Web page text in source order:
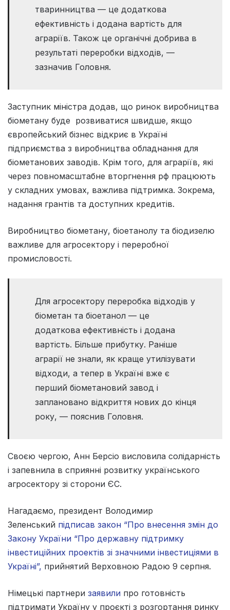
тваринництва — це додаткова
ефективність і додана вартість для
аграріїв. Також це органічні добрива в
результаті переробки відходів, —
зазначив Головня.
Заступник міністра додав, що ринок виробництва
біометану буде розвиватися швидше, якщо
європейський бізнес відкриє в Україні
підприємства з виробництва обладнання для
біометанових заводів. Крім того, для аграріїв, які
через повномасштабне вторгнення рф працюють
у складних умовах, важлива підтримка. Зокрема,
надання грантів та доступних кредитів.
Виробництво біометану, біоетанолу та біодизелю
важливе для агросектору і переробної
промисловості.
Для агросектору переробка відходів у
біометан та біоетанол — це
додаткова ефективність і додана
вартість. Більше прибутку. Раніше
аграрії не знали, як краще утилізувати
відходи, а тепер в Україні вже є
перший біометановий завод і
заплановано відкриття нових до кінця
року, — пояснив Головня.
Своєю чергою, Анн Берсіо висловила солідарність
і запевнила в сприянні розвитку українського
агросектору зі сторони ЄС.
Нагадаємо, президент Володимир
Зеленський підписав закон “Про внесення змін до
Закону України “Про державну підтримку
інвестиційних проектів зі значними інвестиціями в
Україні”, прийнятий Верховною Радою 9 серпня.
Німецькі партнери заявили про готовність
підтримати Україну у проєкті з розгортання ринку